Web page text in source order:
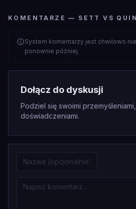
KOMENTARZE — SETT VS
System komentarzy jest chwilowo
ponownie później.
Dołącz do dyskusji
Podziel się swoimi
doświadczeniami.